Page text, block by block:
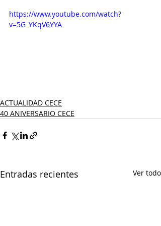
https://www.youtube.com/watch?
v=5G_YKqV6YYA
ACTUALIDAD CECE
40 ANIVERSARIO CECE
Entradas recientes Ver todo